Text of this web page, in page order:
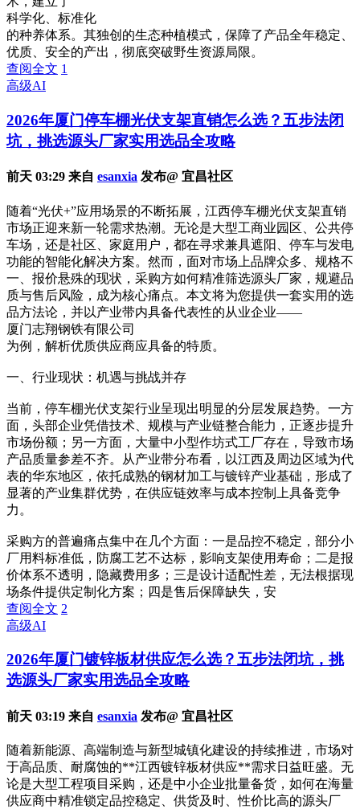
科学化、标准化
的种养体系。其独创的生态种植模式，保障了产品全年稳定、
优质、安全的产出，彻底突破野生资源局限。
查阅全文 1
高级AI
2026年厦门停车棚光伏支架直销怎么选？五步法闭
坑，挑选源头厂家实用选品全攻略
前天 03:29 来自 esanxia 发布@ 宜昌社区
随着“光伏+”应用场景的不断拓展，江西停车棚光伏支架直销
市场正迎来新一轮需求热潮。无论是大型工商业园区、公共停
车场，还是社区、家庭用户，都在寻求兼具遮阳、停车与发电
功能的智能化解决方案。然而，面对市场上品牌众多、规格不
一、报价悬殊的现状，采购方如何精准筛选源头厂家，规避品
质与售后风险，成为核心痛点。本文将为您提供一套实用的选
品方法论，并以产业带内具备代表性的从业企业——
厦门志翔钢铁有限公司
为例，解析优质供应商应具备的特质。
一、行业现状：机遇与挑战并存
当前，停车棚光伏支架行业呈现出明显的分层发展趋势。一方
面，头部企业凭借技术、规模与产业链整合能力，正逐步提升
市场份额；另一方面，大量中小型作坊式工厂存在，导致市场
产品质量参差不齐。从产业带分布看，以江西及周边区域为代
表的华东地区，依托成熟的钢材加工与镀锌产业基础，形成了
显著的产业集群优势，在供应链效率与成本控制上具备竞争
力。
采购方的普遍痛点集中在几个方面：一是品控不稳定，部分小
厂用料标准低，防腐工艺不达标，影响支架使用寿命；二是报
价体系不透明，隐藏费用多；三是设计适配性差，无法根据现
场条件提供定制化方案；四是售后保障缺失，安
查阅全文 2
高级AI
2026年厦门镀锌板材供应怎么选？五步法闭坑，挑
选源头厂家实用选品全攻略
前天 03:19 来自 esanxia 发布@ 宜昌社区
随着新能源、高端制造与新型城镇化建设的持续推进，市场对
于高品质、耐腐蚀的**江西镀锌板材供应**需求日益旺盛。无
论是大型工程项目采购，还是中小企业批量备货，如何在海量
供应商中精准锁定品控稳定、供货及时、性价比高的源头厂